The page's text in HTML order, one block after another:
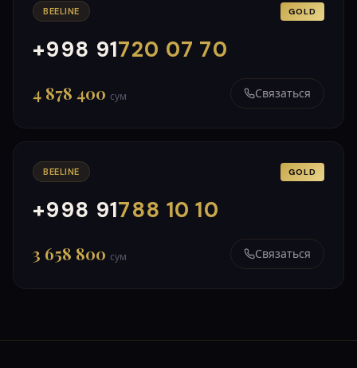
BEELINE GOLD
+998 91720 07 70
000
999
4 878 400 сум Связаться
BEELINE GOLD
+998 91788 10 10
000
999
3 658 800 сум Связаться